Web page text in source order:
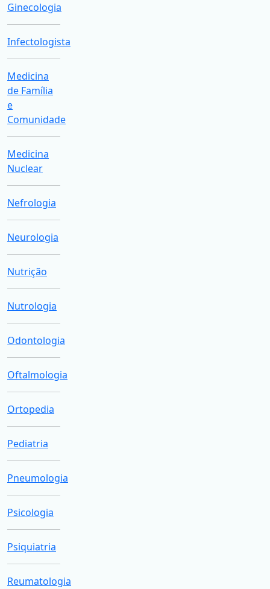
Ginecologia
Infectologista
Medicina
de Família
e
Comunidade
Medicina
Nuclear
Nefrologia
Neurologia
Nutrição
Nutrologia
Odontologia
Oftalmologia
Ortopedia
Pediatria
Pneumologia
Psicologia
Psiquiatria
Reumatologia